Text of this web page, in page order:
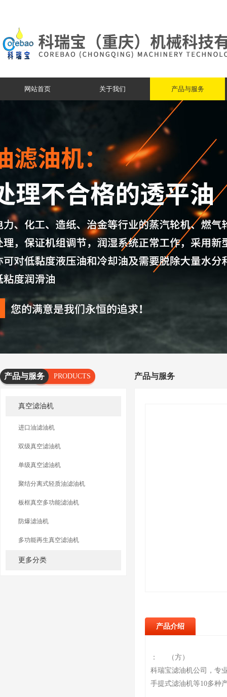
网站首页 关于我们 产品与服务
产品与服务
PRODUCTS
真空滤油机
进口油滤油机
双级真空滤油机
单级真空滤油机
聚结分离式轻质油滤油机
板框真空多功能滤油机
防爆滤油机
多功能再生真空滤油机
更多分类
产品与服务
产品介绍
： （方）
科瑞宝滤油机公司，专
手提式滤油机等10多种